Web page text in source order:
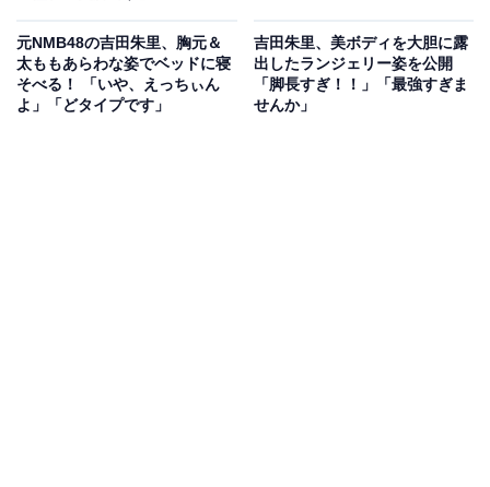
元NMB48の吉田朱里、胸元＆
太ももあらわな姿でベッドに寝
そべる！ 「いや、えっちぃん
よ」「どタイプです」
吉田朱里、美ボディを大胆に露
出したランジェリー姿を公開
「脚長すぎ！！」「最強すぎま
せんか」